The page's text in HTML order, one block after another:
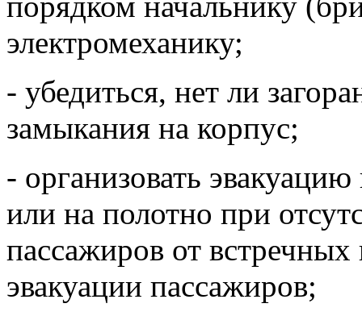
электромеханику;
- убедиться, нет ли
замыкания на корпус;
- организовать
или на полотно при
пассажиров от
эвакуации пассажи­ров;